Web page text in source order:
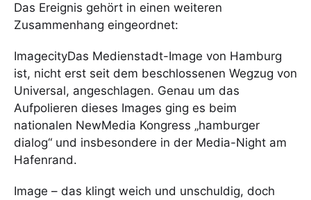
Das Ereignis gehört in einen weiteren
Zusammenhang eingeordnet:
ImagecityDas Medienstadt-Image von Hamburg
ist, nicht erst seit dem beschlossenen Wegzug von
Universal, angeschlagen. Genau um das
Aufpolieren dieses Images ging es beim
nationalen NewMedia Kongress „hamburger
dialog“ und insbesondere in der Media-Night am
Hafenrand.
Image – das klingt weich und unschuldig, doch